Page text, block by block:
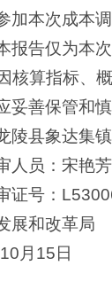
加本次成本
报告仅为本
核算指标、
妥善保管和
陵县象达集
人员：宋艳
证号：
展和改革局
月15日